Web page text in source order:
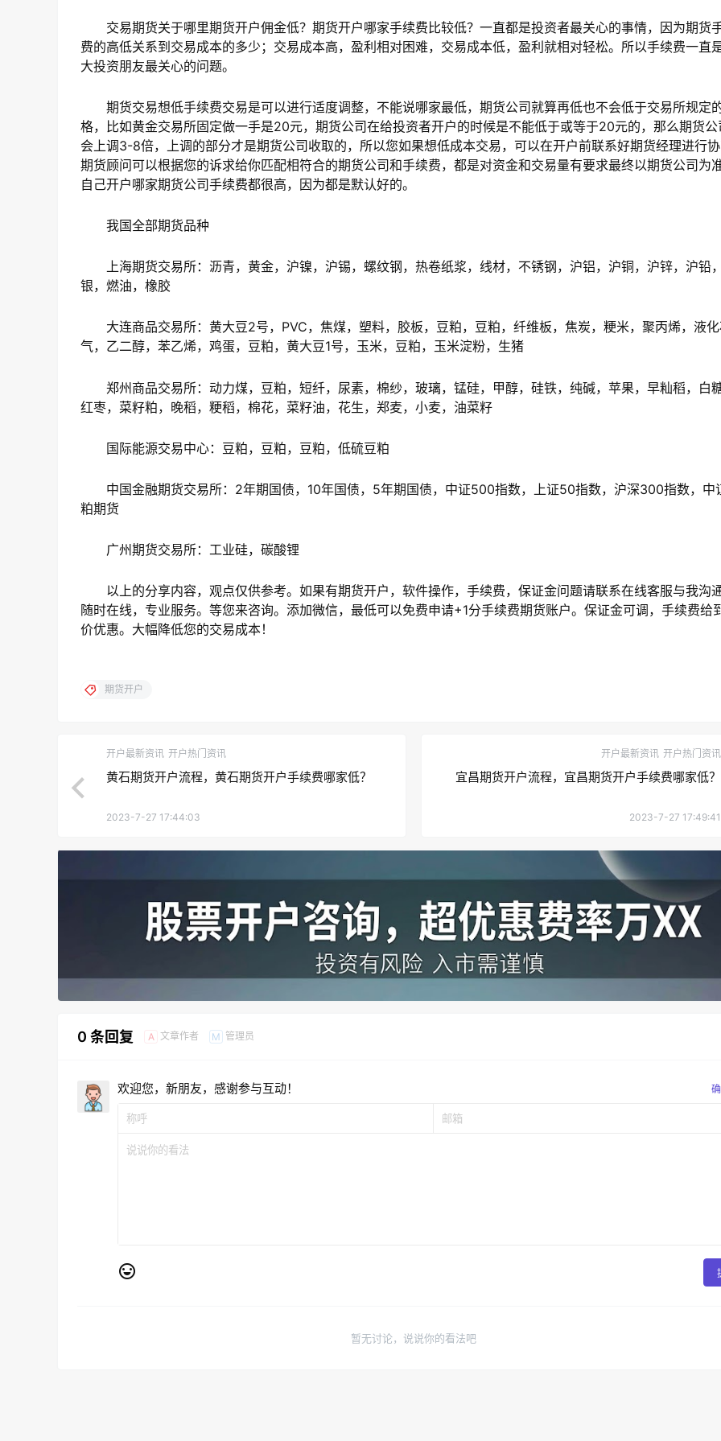
交易期货关于哪里期货开户佣金低？期货开户哪家手续费比较低？一直都是投资者最关心的事情，因为期货
费的高低关系到交易成本的多少；交易成本高，盈利相对困难，交易成本低，盈利就相对轻松。所以手续费一直
大投资朋友最关心的问题。
期货交易想低手续费交易是可以进行适度调整，不能说哪家最低，期货公司就算再低也不会低于交易所规定
格，比如黄金交易所固定做一手是20元，期货公司在给投资者开户的时候是不能低于或等于20元的，那么期货公
会上调3-8倍，上调的部分才是期货公司收取的，所以您如果想低成本交易，可以在开户前联系好期货经理进行协
期货顾问可以根据您的诉求给你匹配相符合的期货公司和手续费，都是对资金和交易量有要求最终以期货公司为准
自己开户哪家期货公司手续费都很高，因为都是默认好的。
我国全部期货品种
上海期货交易所：沥青，黄金，沪镍，沪锡，螺纹钢，热卷纸浆，线材，不锈钢，沪铝，沪铜，沪锌，沪铅
银，燃油，橡胶
大连商品交易所：黄大豆2号，PVC，焦煤，塑料，胶板，豆粕，豆粕，纤维板，焦炭，粳米，聚丙烯，液化
气，乙二醇，苯乙烯，鸡蛋，豆粕，黄大豆1号，玉米，豆粕，玉米淀粉，生猪
郑州商品交易所：动力煤，豆粕，短纤，尿素，棉纱，玻璃，锰硅，甲醇，硅铁，纯碱，苹果，早籼稻，白糖
红枣，菜籽粕，晚稻，粳稻，棉花，菜籽油，花生，郑麦，小麦，油菜籽
国际能源交易中心：豆粕，豆粕，豆粕，低硫豆粕
中国金融期货交易所：2年期国债，10年国债，5年期国债，中证500指数，上证50指数，沪深300指数，中
粕期货
广州期货交易所：工业硅，碳酸锂
以上的分享内容，观点仅供参考。如果有期货开户，软件操作，手续费，保证金问题请联系在线客服与我沟通
随时在线，专业服务。等您来咨询。添加微信，最低可以免费申请+1分手续费期货账户。保证金可调，手续费给
价优惠。大幅降低您的交易成本！
期货开户
开户最新资讯 开户热门资讯
黄石期货开户流程，黄石期货开户手续费哪家低？
2023-7-27 17:44:03
开户最新资讯 开户热门资讯
宜昌期货开户流程，宜昌期货开户手续费哪家低？
2023-7-27 17:49:41
0 条回复 A 文章作者 M 管理员
欢迎您，新朋友，感谢参与互动！
暂无讨论，说说你的看法吧